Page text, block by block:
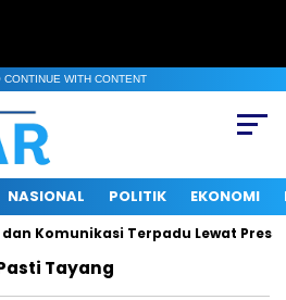
CONTINUE WITH CONTENT
NASIONAL POLITIK EKONOMI
Komunikasi Terpadu Lewat Press
Tayang